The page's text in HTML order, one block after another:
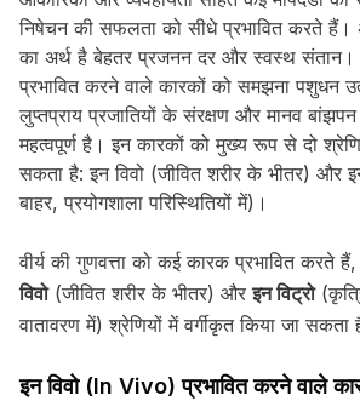
निषेचन की सफलता को सीधे प्रभावित करते हैं।
का अर्थ है बेहतर प्रजनन दर और स्वस्थ संतान।
प्रभावित करने वाले कारकों को समझना पशुधन
लुप्तप्राय प्रजातियों के संरक्षण और मानव
महत्वपूर्ण है। इन कारकों को मुख्य रूप से दो
सकता है: इन विवो (जीवित शरीर के भीतर) और
बाहर, प्रयोगशाला परिस्थितियों में)।
वीर्य की गुणवत्ता को कई कारक प्रभावित करते
विवो(जीवित शरीर के भीतर) औरइन विट्रो
वातावरण में) श्रेणियों में वर्गीकृत किया जा सकता
इन विवो (In Vivo) प्रभावित करने वाले